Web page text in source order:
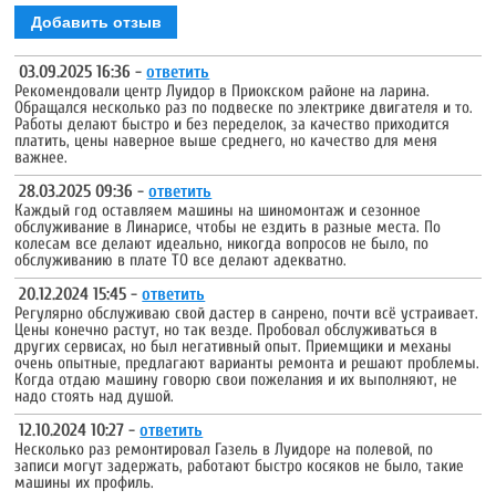
Добавить отзыв
03.09.2025 16:36 -ответить
Рекомендовали центр Луидор в Приокском районе на ларина.
Обращался несколько раз по подвеске по электрике двигателя и то.
Работы делают быстро и без переделок, за качество приходится
платить, цены наверное выше среднего, но качество для меня
важнее.
28.03.2025 09:36 -ответить
Каждый год оставляем машины на шиномонтаж и сезонное
обслуживание в Линарисе, чтобы не ездить в разные места. По
колесам все делают идеально, никогда вопросов не было, по
обслуживанию в плате ТО все делают адекватно.
20.12.2024 15:45 -ответить
Регулярно обслуживаю свой дастер в санрено, почти всё устраивает.
Цены конечно растут, но так везде. Пробовал обслуживаться в
других сервисах, но был негативный опыт. Приемщики и механы
очень опытные, предлагают варианты ремонта и решают проблемы.
Когда отдаю машину говорю свои пожелания и их выполняют, не
надо стоять над душой.
12.10.2024 10:27 -ответить
Несколько раз ремонтировал Газель в Луидоре на полевой, по
записи могут задержать, работают быстро косяков не было, такие
машины их профиль.